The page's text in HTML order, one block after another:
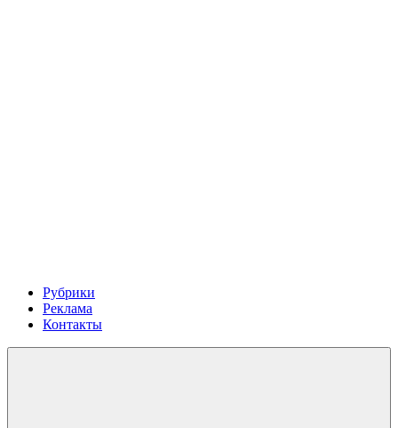
Рубрики
Реклама
Контакты